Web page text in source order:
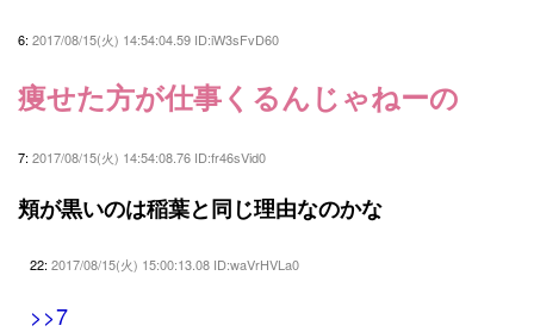
6: 2017/08/15(火) 14:54:04.59 ID:iW3sFvD60
痩せた方が仕事くるんじゃねーの
7: 2017/08/15(火) 14:54:08.76 ID:fr46sVid0
頬が黒いのは稲葉と同じ理由なのかな
22: 2017/08/15(火) 15:00:13.08 ID:waVrHVLa0
>>7